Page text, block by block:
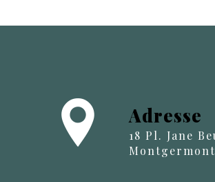
Adresse
18 Pl. Jane Beusnel 35760
Montgermont